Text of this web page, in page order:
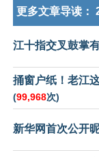
更多文章导读：
江十指交叉鼓掌
捅窗户纸！老江
(99,968次)
新华网首次公开